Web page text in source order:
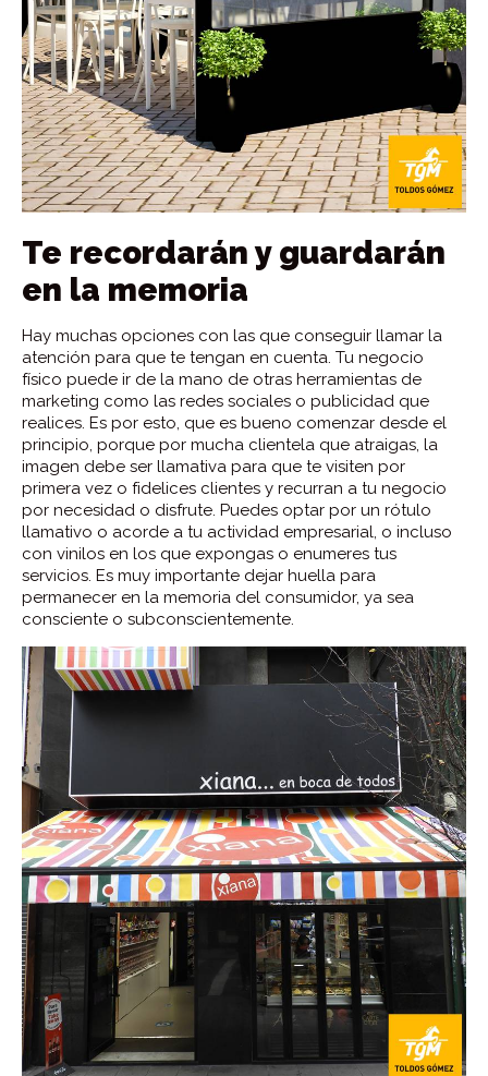
Te recordarán y guardarán
en la memoria
Hay muchas opciones con las que conseguir llamar la
atención para que te tengan en cuenta. Tu negocio
físico puede ir de la mano de otras herramientas de
marketing como las redes sociales o publicidad que
realices. Es por esto, que es bueno comenzar desde el
principio, porque por mucha clientela que atraigas, la
imagen debe ser llamativa para que te visiten por
primera vez o fidelices clientes y recurran a tu negocio
por necesidad o disfrute. Puedes optar por un rótulo
llamativo o acorde a tu actividad empresarial, o incluso
con vinilos en los que expongas o enumeres tus
servicios. Es muy importante dejar huella para
permanecer en la memoria del consumidor, ya sea
consciente o subconscientemente.